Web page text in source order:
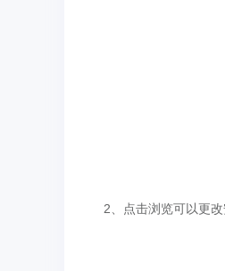
2、点击浏览可以更改